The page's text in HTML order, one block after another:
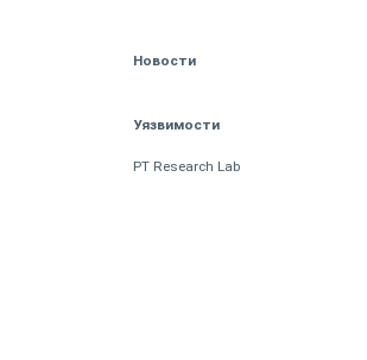
Новости
Уязвимости
PT Research Lab